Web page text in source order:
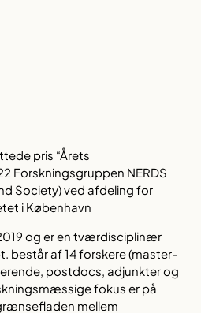
pris “Årets
Forskningsgruppen NERDS
Society) ved afdeling for
i København
og er en tværdisciplinær
består af 14 forskere (master-
postdocs, adjunkter og
fokus er på
mellem